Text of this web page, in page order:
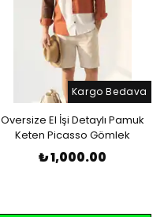
Kargo Bedava
Oversize El İşi Detaylı Pamuk
Keten Picasso Gömlek
₺ 1,000.00